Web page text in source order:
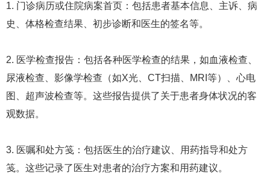
1. 门诊病历或住院病案首页：包括患者基本信息、主诉、病
史、体格检查结果、初步诊断和医生的签名等。
2. 医学检查报告：包括各种医学检查的结果，如血液检查、
尿液检查、影像学检查（如X光、CT扫描、MRI等）、心电
图、超声波检查等。这些报告提供了关于患者身体状况的客
观数据。
3. 医嘱和处方笺：包括医生的治疗建议、用药指导和处方
笺。这些记录了医生对患者的治疗方案和用药建议。